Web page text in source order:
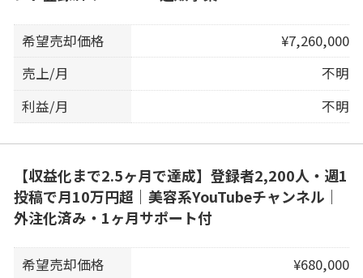
希望売却価格
¥7,260,000
売上/月
不明
利益/月
不明
【収益化まで2.5ヶ月で達成】登録者2,200人・週1
投稿で月10万円超｜美容系YouTubeチャンネル｜
外注化済み・1ヶ月サポート付
希望売却価格
¥680,000